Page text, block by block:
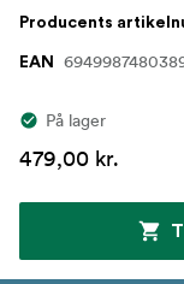
Producents
EAN
På lager
479,00 kr.